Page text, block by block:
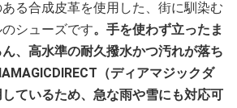
る合成皮革を使用した、街に馴染む
シューズです。手を使わず立ったま
、高水準の耐久撥水かつ汚れが落ち
（ディアマジックダ
ているため、急な雨や雪にも対応可